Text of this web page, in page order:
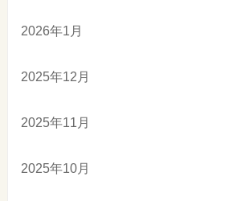
2026年1月
2025年12月
2025年11月
2025年10月